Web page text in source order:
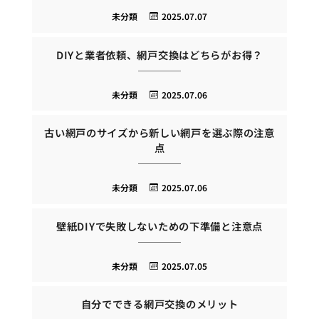
2025.07.07
未分類
DIYと業者依頼、網戸交換はどちらがお得？
2025.07.06
未分類
古い網戸のサイズから新しい網戸を選ぶ際の注意
点
2025.07.06
未分類
壁紙DIYで失敗しないための下準備と注意点
2025.07.05
未分類
自分でできる網戸交換のメリット